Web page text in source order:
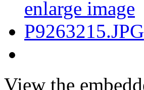
View the